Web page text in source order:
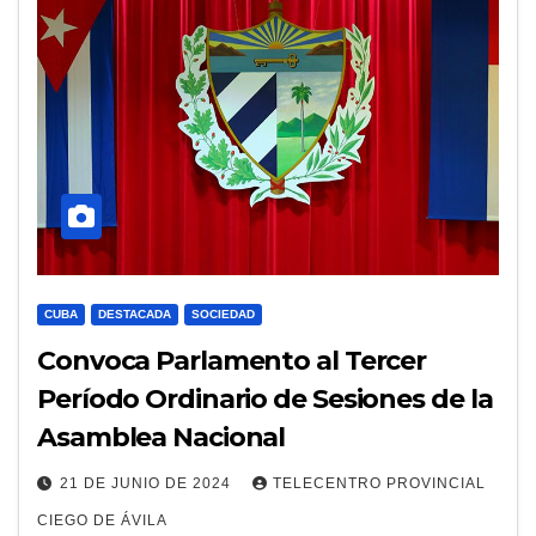
CUBA DESTACADA SOCIEDAD
Convoca Parlamento al Tercer
Período Ordinario de Sesiones de la
Asamblea Nacional
21 DE JUNIO DE 2024 TELECENTRO PROVINCIAL
CIEGO DE ÁVILA